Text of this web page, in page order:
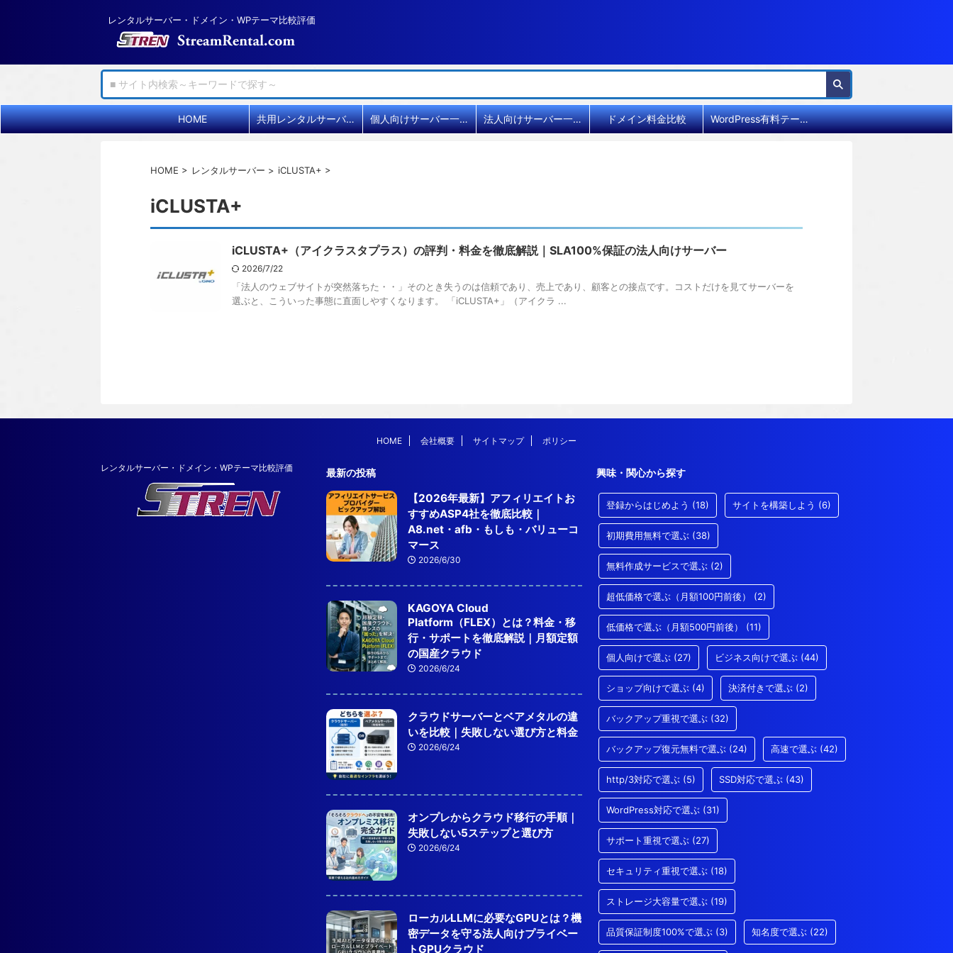
レンタルサーバー・ドメイン・WPテーマ比較評価
HOME 共用レンタルサーバー比較 個人向けサーバー一覧 法人向けサーバー一覧 ドメイン料金比較 WordPress有料テーマ比較
HOME > レンタルサーバー > iCLUSTA+ >
iCLUSTA+
iCLUSTA+（アイクラスタプラス）の評判・料金を徹底解説｜SLA100%保証の法人向けサーバー
2026/7/22
「法人のウェブサイトが突然落ちた・・」そのとき失うのは信頼であり、売上であり、顧客との接点です。コストだけを見てサーバーを
選ぶと、こういった事態に直面しやすくなります。 「iCLUSTA+」（アイクラ ...
HOME 会社概要 サイトマップ ポリシー
最新の投稿
【2026年最新】アフィリエイトお
すすめASP4社を徹底比較｜
A8.net・afb・もしも・バリューコ
マース
2026/6/30
KAGOYA Cloud
Platform（FLEX）とは？料金・移
行・サポートを徹底解説｜月額定額
の国産クラウド
2026/6/24
クラウドサーバーとベアメタルの違
いを比較｜失敗しない選び方と料金
2026/6/24
オンプレからクラウド移行の手順｜
失敗しない5ステップと選び方
2026/6/24
ローカルLLMに必要なGPUとは？機
密データを守る法人向けプライベー
トGPUクラウド
興味・関心から探す
登録からはじめよう (18) サイトを構築しよう (6)
初期費用無料で選ぶ (38)
無料作成サービスで選ぶ (2)
超低価格で選ぶ（月額100円前後） (2)
低価格で選ぶ（月額500円前後） (11)
個人向けで選ぶ (27) ビジネス向けで選ぶ (44)
ショップ向けで選ぶ (4) 決済付きで選ぶ (2)
バックアップ重視で選ぶ (32)
バックアップ復元無料で選ぶ (24) 高速で選ぶ (42)
http/3対応で選ぶ (5) SSD対応で選ぶ (43)
WordPress対応で選ぶ (31)
サポート重視で選ぶ (27)
セキュリティ重視で選ぶ (18)
ストレージ大容量で選ぶ (19)
品質保証制度100%で選ぶ (3) 知名度で選ぶ (22)
レンタルサーバー・ドメイン・WPテーマ比較評価